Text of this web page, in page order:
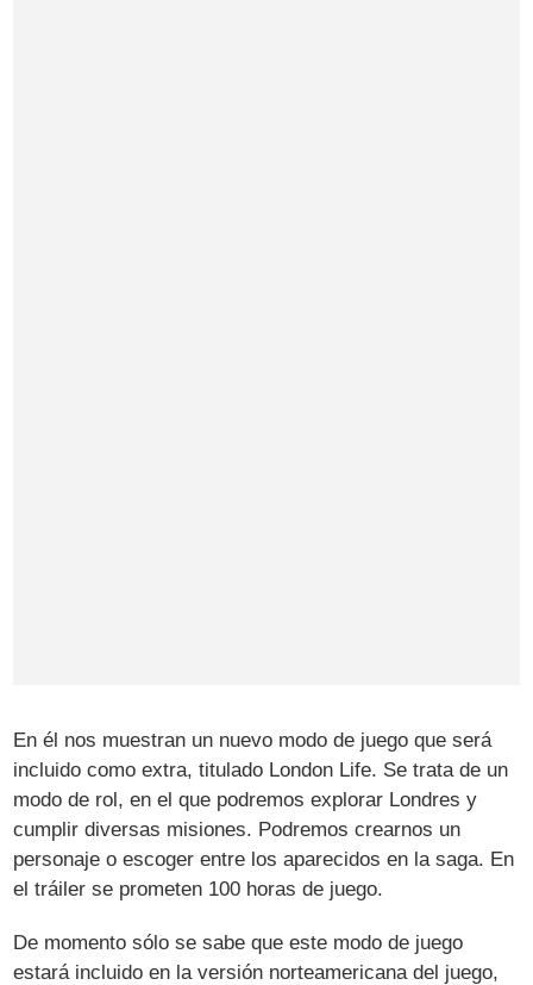
En él nos muestran un nuevo modo de juego que será
incluido como extra, titulado London Life. Se trata de un
modo de rol, en el que podremos explorar Londres y
cumplir diversas misiones. Podremos crearnos un
personaje o escoger entre los aparecidos en la saga. En
el tráiler se prometen 100 horas de juego.
De momento sólo se sabe que este modo de juego
estará incluido en la versión norteamericana del juego,